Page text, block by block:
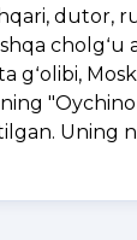
dutor,
cholgʻu
Uning